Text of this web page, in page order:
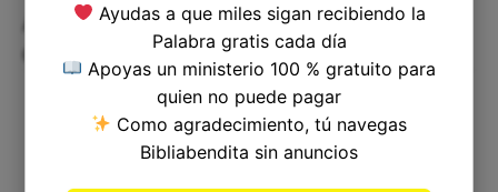
Aplicando Juan 1:38 a nuestra vida
diaria
Ayudas a que miles sigan recibiendo la
Palabra gratis cada día
Apoyas un ministerio 100 % gratuito para
quien no puede pagar
Como agradecimiento, tú navegas
Bibliabendita sin anuncios